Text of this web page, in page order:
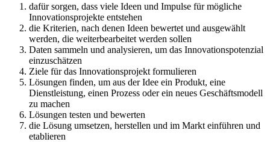
dafür sorgen, dass viele Ideen und Impulse für mögliche
Innovationsprojekte entstehen
die Kriterien, nach denen Ideen bewertet und ausgewählt
werden, die weiterbearbeitet werden sollen
Daten sammeln und analysieren, um das Innovationspotenzial
einzuschätzen
Ziele für das Innovationsprojekt formulieren
Lösungen finden, um aus der Idee ein Produkt, eine
Dienstleistung, einen Prozess oder ein neues Geschäftsmodell
zu machen
Lösungen testen und bewerten
die Lösung umsetzen, herstellen und im Markt einführen und
etablieren